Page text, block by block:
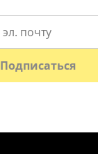
Подписаться